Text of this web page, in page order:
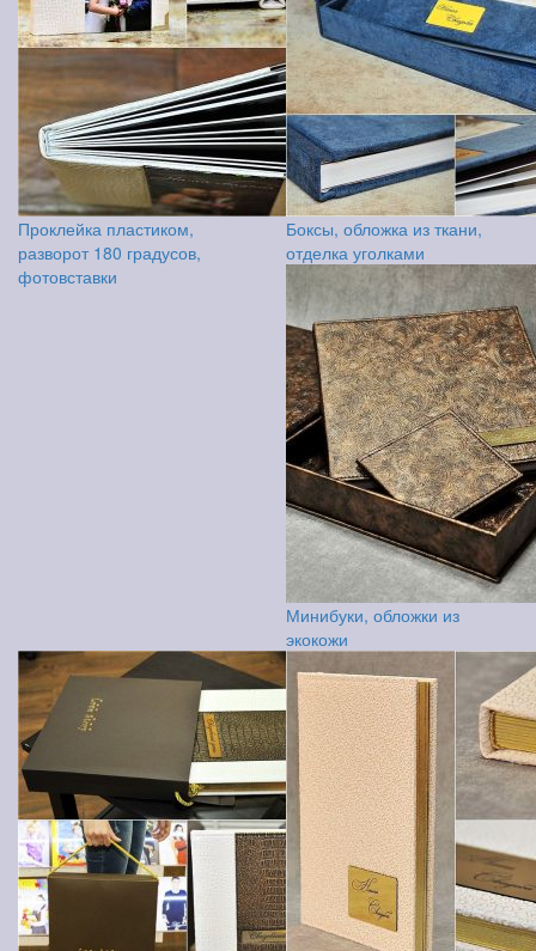
Проклейка пластиком,
разворот 180 градусов,
фотовставки
Боксы, обложка из ткани,
отделка уголками
Минибуки, обложки из
экокожи